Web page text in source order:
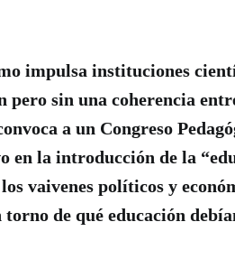
impulsa instituciones
pero sin una coherencia
a un Congreso
en la introducción de la
vaivenes políticos y
torno de qué educación